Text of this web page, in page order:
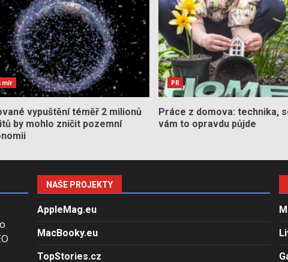
vypuštění téměř 2 milionů
by mohlo zničit pozemní
PR
Práce z domova: technika,
vám to opravdu půjde
NAŠE PROJEKTY
AppleMag.eu
MacBooky.eu
TopStories.cz